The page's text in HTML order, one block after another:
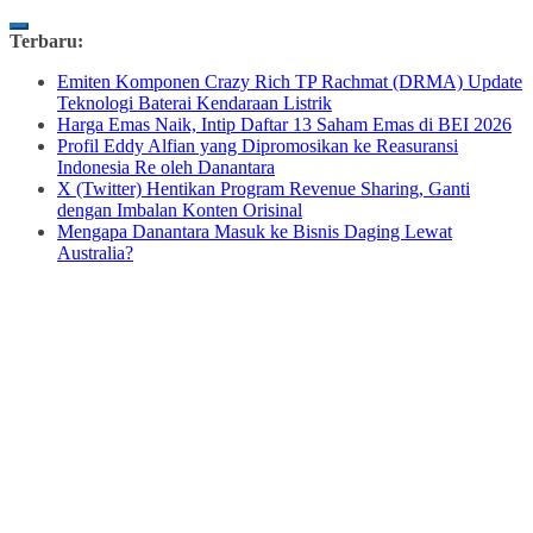
Skip
content
Terbaru:
Emiten Komponen Crazy Rich TP Rachmat (DRMA) Update
Teknologi Baterai Kendaraan Listrik
Harga Emas Naik, Intip Daftar 13 Saham Emas di BEI 2026
Profil Eddy Alfian yang Dipromosikan ke Reasuransi
Indonesia Re oleh Danantara
X (Twitter) Hentikan Program Revenue Sharing, Ganti
dengan Imbalan Konten Orisinal
Mengapa Danantara Masuk ke Bisnis Daging Lewat
Australia?